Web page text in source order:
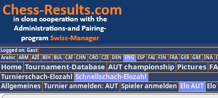
Logged on: Gast
Arabic ARM AZE BIH BUL CAT CHN CRO CZE DEN ENG ESP FAI FIN FRA GER GRE INA
Home Tournament-Database AUT championship Pictures
Turnierschach-Elozahl Schnellschach-Elozahl
Allgemeines Turnier anmelden: AUT Spieler anmelden Elo AUT